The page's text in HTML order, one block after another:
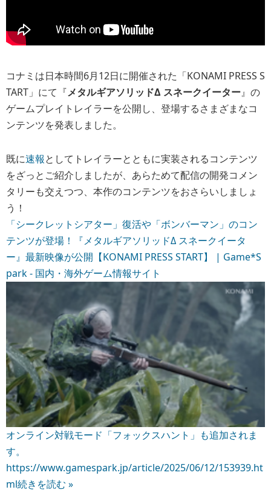
コナミは日本時間6月12日に開催された「KONAMI PRESS S
TART」にて『メタルギアソリッドΔ スネークイーター』の
ゲームプレイトレイラーを公開し、登場するさまざまなコ
ンテンツを発表しました。
既に速報としてトレイラーとともに実装されるコンテンツ
をざっとご紹介しましたが、あらためて配信の開発コメン
タリーも交えつつ、本作のコンテンツをおさらいしましょ
う！
「シークレットシアター」復活や「ボンバーマン」のコン
テンツが登場！『メタルギアソリッドΔ スネークイータ
ー』最新映像が公開【KONAMI PRESS START】 | Game*S
park - 国内・海外ゲーム情報サイト
オンライン対戦モード「フォックスハント」も追加されま
す。
https://www.gamespark.jp/article/2025/06/12/153939.ht
ml続きを読む »